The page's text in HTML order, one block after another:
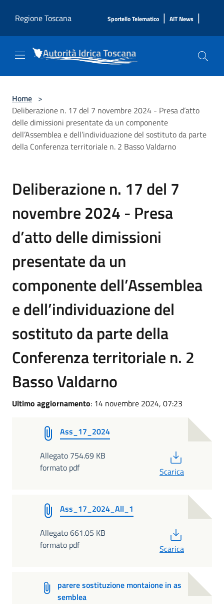
Regione Toscana
Sportello Telematico | AIT News |
Home >
Deliberazione n. 17 del 7 novembre 2024 - Presa d’atto
delle dimissioni presentate da un componente
dell’Assemblea e dell’individuazione del sostituto da parte
della Conferenza territoriale n. 2 Basso Valdarno
Deliberazione n. 17 del 7
novembre 2024 - Presa
d’atto delle dimissioni
presentate da un
componente dell’Assemblea
e dell’individuazione del
sostituto da parte della
Conferenza territoriale n. 2
Basso Valdarno
Ultimo aggiornamento: 14 novembre 2024, 07:23
Ass_17_2024
Allegato 754.69 KB
formato pdf
Scarica
Ass_17_2024_All_1
Allegato 661.05 KB
formato pdf
Scarica
parere sostituzione montaione in as
semblea